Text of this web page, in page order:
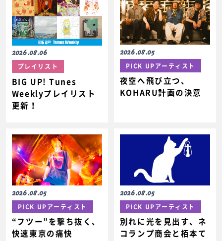
2026.08.06
プレイリスト
BIG UP! Tunes
Weeklyプレイリスト
更新！
2026.08.05
PICK UPアーティスト
夜空へ飛び立つ、
KOHARU計画の決意
2026.08.05
PICK UPアーティスト
“フツー”を撃ち抜く、
快速東京の痛快
2026.08.05
PICK UPアーティスト
別れに光を見出す、ネ
コランプ商会と栢本て